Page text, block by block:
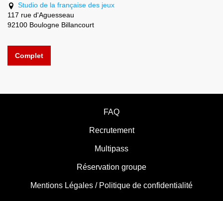
Studio de la française des jeux
117 rue d'Aguesseau
92100 Boulogne Billancourt
Complet
FAQ
Recrutement
Multipass
Réservation groupe
Mentions Légales / Politique de confidentialité